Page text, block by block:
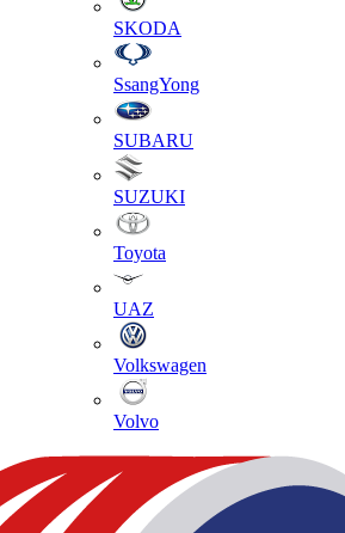
SKODA
SsangYong
SUBARU
SUZUKI
Toyota
UAZ
Volkswagen
Volvo